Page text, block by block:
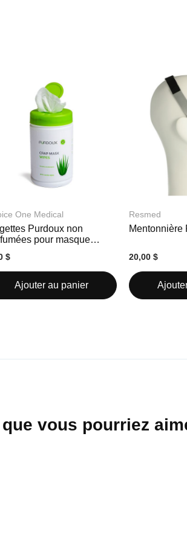
One Medical
Purdoux non
pour masque
$
Ajouter au panier
Resmed
Mentonnière
20,00 $
vous pourriez